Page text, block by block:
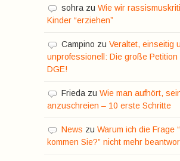
sohra zu Wie wir
Kinder “erziehen”
Campino zu Veraltet, einseitig
unprofessionell: Die große Petition
DGE!
Frieda zu Wie man aufhört,
anzuschreien – 10 erste Schritte
News zu Warum ich die Frage
kommen Sie?” nicht mehr